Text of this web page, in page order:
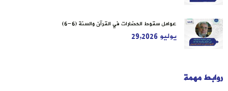
عوامل سقوط الحضارات في القرآن والسنة (6-6)
يوليو 29,2026
روابط مهمة